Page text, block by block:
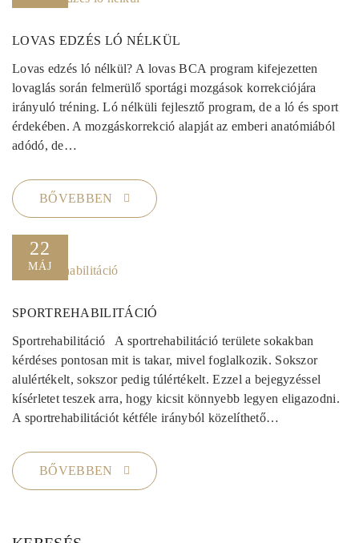
LOVAS EDZÉS LÓ NÉLKÜL
Lovas edzés ló nélkül? A lovas BCA program kifejezetten
lovaglás során felmerülő sportági mozgások korrekciójára
irányuló tréning. Ló nélküli fejlesztő program, de a ló és sport
érdekében. A mozgáskorrekció alapját az emberi anatómiából
adódó, de…
BŐVEBBEN
22
MÁJ
SPORTREHABILITÁCIÓ
Sportrehabilitáció A sportrehabilitáció területe sokakban
kérdéses pontosan mit is takar, mivel foglalkozik. Sokszor
alulértékelt, sokszor pedig túlértékelt. Ezzel a bejegyzéssel
kísérletet teszek arra, hogy kicsit könnyebb legyen eligazodni.
A sportrehabilitációt kétféle irányból közelíthető…
BŐVEBBEN